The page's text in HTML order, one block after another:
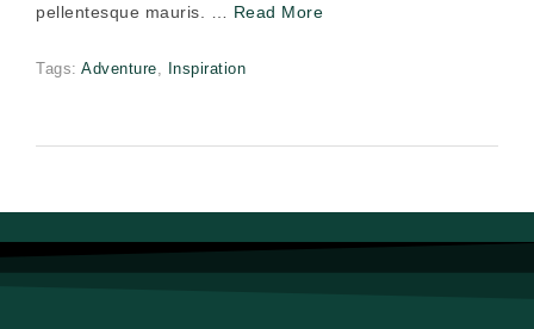
pellentesque mauris. … Read More
Tags: Adventure, Inspiration